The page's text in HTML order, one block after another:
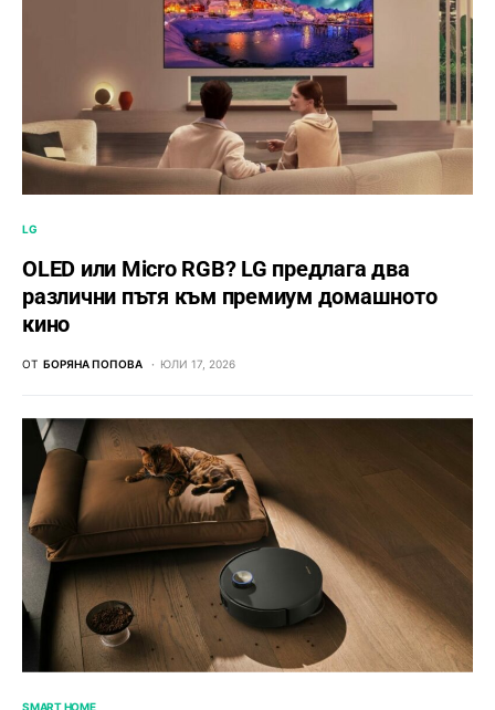
LG
OLED или Micro RGB? LG предлага два
различни пътя към премиум домашното
кино
ОТ БОРЯНА ПОПОВА ЮЛИ 17, 2026
SMART HOME